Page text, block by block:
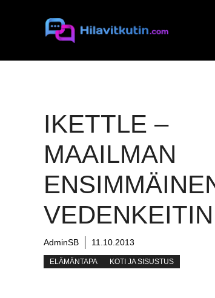
IKETTLE –
MAAILMAN
VEDENKEITIN
AdminSB 11.10.2013
ELÄMÄNTAPA KOTI JA SISUSTUS